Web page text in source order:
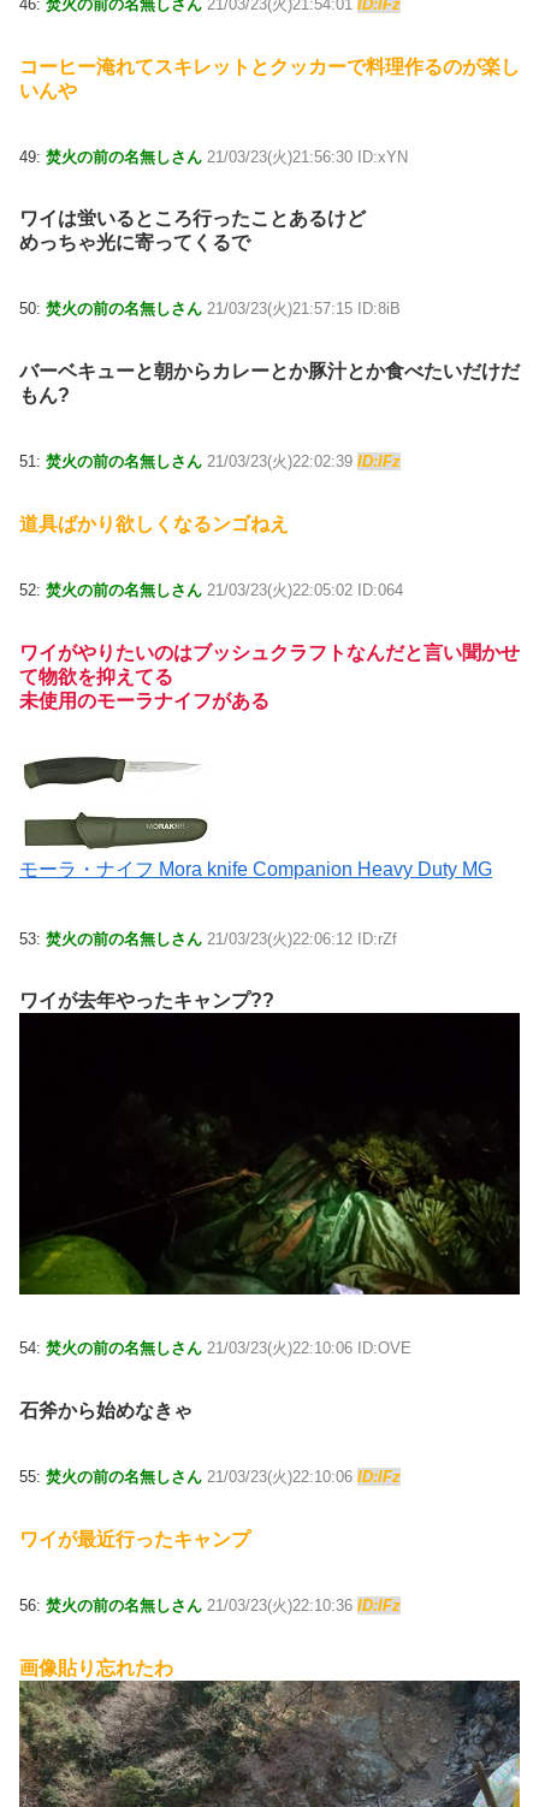
46: 焚火の前の名無しさん 21/03/23(火)21:54:01 ID:lFz
コーヒー淹れてスキレットとクッカーで料理作るのが楽し
いんや
49: 焚火の前の名無しさん 21/03/23(火)21:56:30 ID:xYN
ワイは蛍いるところ行ったことあるけど
めっちゃ光に寄ってくるで
50: 焚火の前の名無しさん 21/03/23(火)21:57:15 ID:8iB
バーベキューと朝からカレーとか豚汁とか食べたいだけだ
もん?
51: 焚火の前の名無しさん 21/03/23(火)22:02:39 ID:lFz
道具ばかり欲しくなるンゴねえ
52: 焚火の前の名無しさん 21/03/23(火)22:05:02 ID:064
ワイがやりたいのはブッシュクラフトなんだと言い聞かせ
て物欲を抑えてる
未使用のモーラナイフがある
モーラ・ナイフ Mora knife Companion Heavy Duty MG
53: 焚火の前の名無しさん 21/03/23(火)22:06:12 ID:rZf
ワイが去年やったキャンプ??
54: 焚火の前の名無しさん 21/03/23(火)22:10:06 ID:OVE
石斧から始めなきゃ
55: 焚火の前の名無しさん 21/03/23(火)22:10:06 ID:lFz
ワイが最近行ったキャンプ
56: 焚火の前の名無しさん 21/03/23(火)22:10:36 ID:lFz
画像貼り忘れたわ